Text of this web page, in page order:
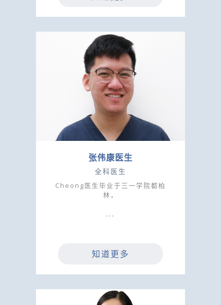
张伟康医生
全科医生
Cheong医生毕业于三一学院都柏
林，
知道更多